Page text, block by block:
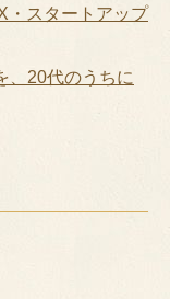
・スタートアップ
、20代のうちに